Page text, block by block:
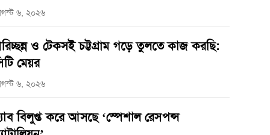
৬, ২০২৬
ও টেকসই চট্টগ্রাম গড়ে তুলতে কাজ করছি:
মেয়র
৬, ২০২৬
বিলুপ্ত করে আসছে ‘স্পেশাল রেসপন্স